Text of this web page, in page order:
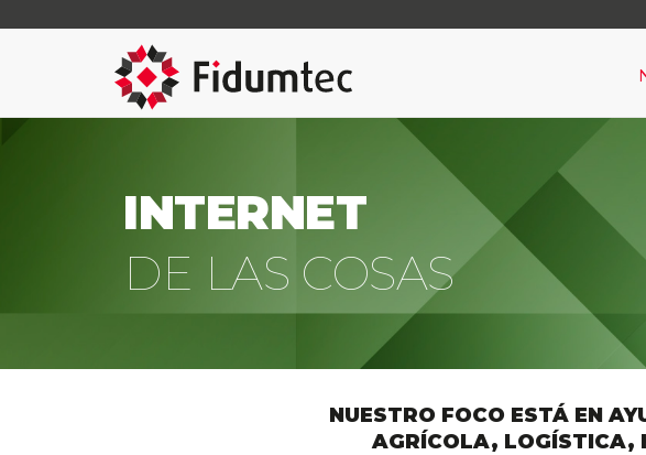
INTERNET
DE LAS COSAS
NUESTRO FOCO ESTÁ EN
AGRÍCOLA, LOGÍSTICA,